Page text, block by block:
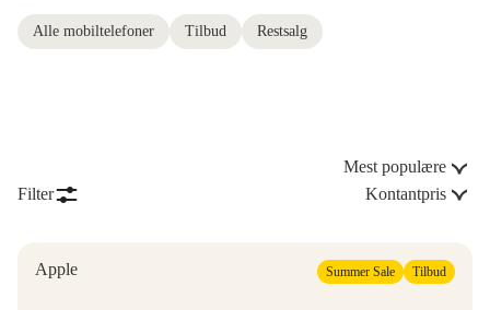
Alle mobiltelefoner Tilbud Restsalg
Mest populære
Filter
Kontantpris
Apple Summer Sale Tilbud